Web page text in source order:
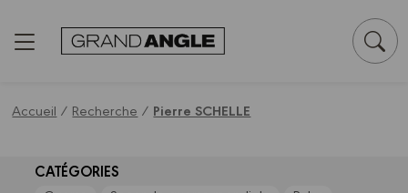
Accueil / Recherche / Pierre SCHELLE
CATÉGORIES